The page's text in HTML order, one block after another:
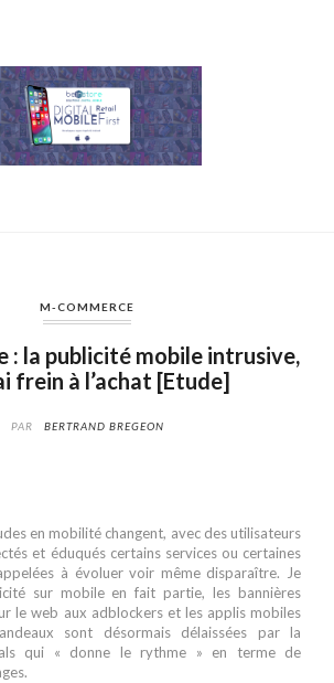
M-COMMERCE
: la publicité mobile intrusive,
frein à l’achat [Etude]
PAR BERTRAND BREGEON
en mobilité changent, avec des utilisateurs
et éduqués certains services ou certaines
à évoluer voir même disparaître. Je
sur mobile en fait partie, les bannières
le web aux adblockers et les applis mobiles
sont désormais délaissées par la
qui « donne le rythme » en terme de